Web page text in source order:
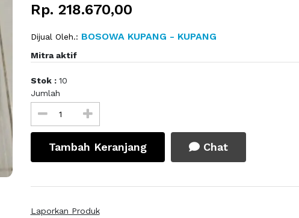
Rp. 218.670,00
Dijual Oleh.: BOSOWA KUPANG - KUPANG
Mitra aktif
Stok : 10
Jumlah
Tambah Keranjang Chat
Laporkan Produk